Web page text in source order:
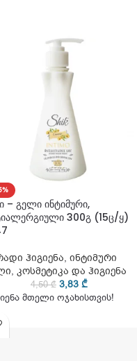
– გელი ინტიმური,
300გ (15ც/ყ)
ჰიგიენა, ინტიმური
, კოსმეტიკა და ჰიგიენა
4,50₾ 3,83 ₾
მთელი ოჯახისთვის!